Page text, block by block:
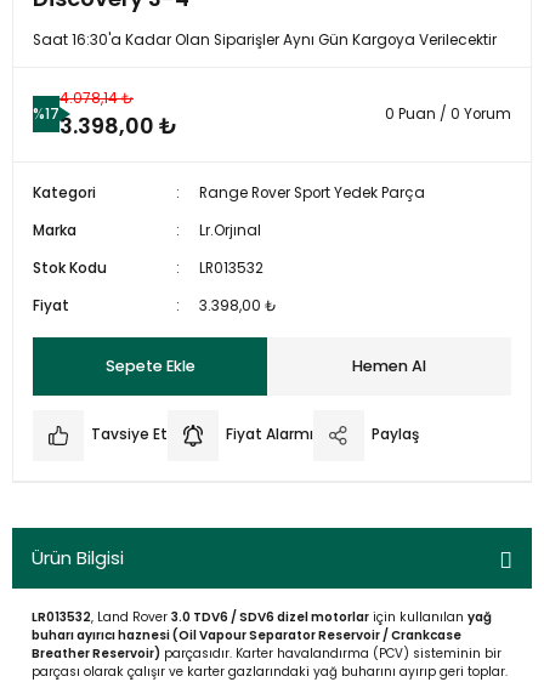
Saat 16:30'a Kadar Olan Siparişler Aynı Gün Kargoya Verilecektir
%17
4.078,14 ₺
3.398,00 ₺ 0 Puan / 0 Yorum
Kategori
Range Rover Sport Yedek Parça
Marka
Lr.Orjınal
Stok Kodu
LR013532
Fiyat
3.398,00 ₺
Sepete Ekle Hemen Al
Tavsiye Et Fiyat Alarmı Paylaş
Ürün Bilgisi
LR013532, Land Rover 3.0 TDV6 / SDV6 dizel motorlar için kullanılan yağ
buharı ayırıcı haznesi (Oil Vapour Separator Reservoir / Crankcase
Breather Reservoir) parçasıdır. Karter havalandırma (PCV) sisteminin bir
parçası olarak çalışır ve karter gazlarındaki yağ buharını ayırıp geri toplar.